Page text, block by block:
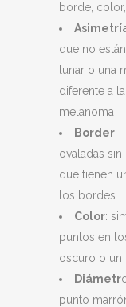
borde,
que no
lunar o una
diferente a
melanoma
Border
ovaladas
que tienen
los bordes
Color:
puntos en
oscuro o un
Diámetr
punto